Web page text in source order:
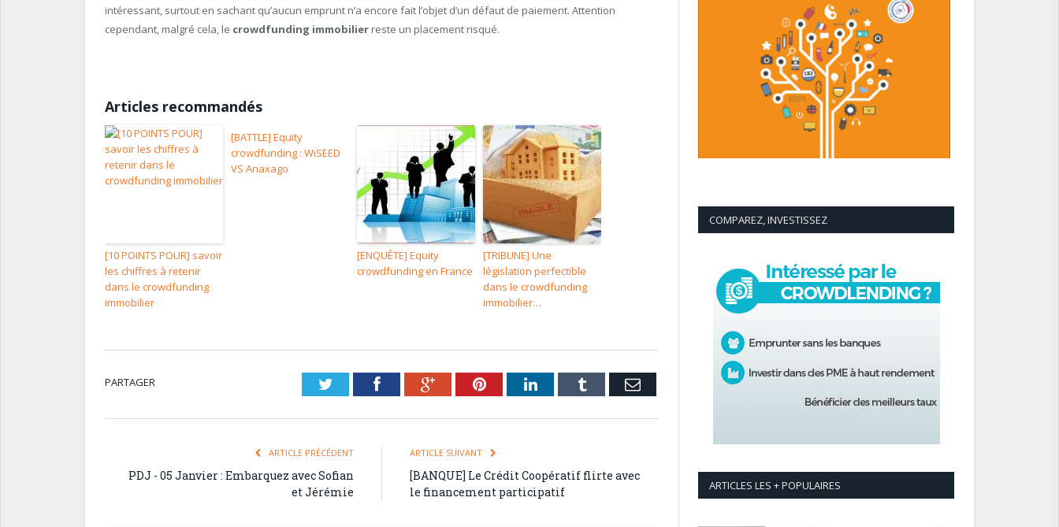
intéressant, surtout en sachant qu’aucun emprunt n’a encore fait l’objet d’un défaut de paiement. Attention
cependant, malgré cela, le crowdfunding immobilier reste un placement risqué.
Articles recommandés
[10 POINTS POUR] savoir
les chiffres à retenir
dans le crowdfunding
immobilier
[BATTLE] Equity
crowdfunding : WiSEED
VS Anaxago
[ENQUÊTE] Equity
crowdfunding en France
[TRIBUNE] Une
législation perfectible
dans le crowdfunding
immobilier…
PARTAGER TwitterFacebookGoogle+PinterestLinkedInTumblr Email
ARTICLE PRÉCÉDENT
PDJ - 05 Janvier : Embarquez avec Sofian
et Jérémie
ARTICLE SUIVANT
[BANQUE] Le Crédit Coopératif flirte avec
le financement participatif
COMPAREZ, INVESTISSEZ
ARTICLES LES + POPULAIRES